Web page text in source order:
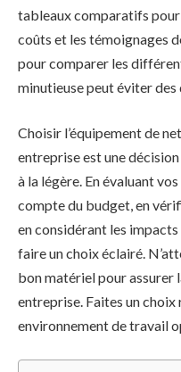
tableaux comparatifs
coûts et les témoignages
pour comparer les
minutieuse peut éviter des
Choisir l’équipement de
entreprise est une
à la légère. En évaluant
compte du budget, en
en considérant les
faire un choix éclairé.
bon matériel pour assurer
entreprise. Faites un
environnement de travail